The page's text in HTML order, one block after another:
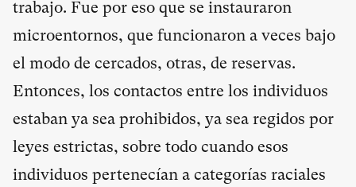
trabajo. Fue por eso que se instauraron
microentornos, que funcionaron a veces bajo
el modo de cercados, otras, de reservas.
Entonces, los contactos entre los individuos
estaban ya sea prohibidos, ya sea regidos por
leyes estrictas, sobre todo cuando esos
individuos pertenecían a categorías raciales